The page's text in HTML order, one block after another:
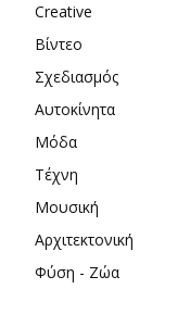
Creative
Βίντεο
Σχεδιασμός
Αυτοκίνητα
Μόδα
Τέχνη
Μουσική
Αρχιτεκτονική
Φύση - Ζώα